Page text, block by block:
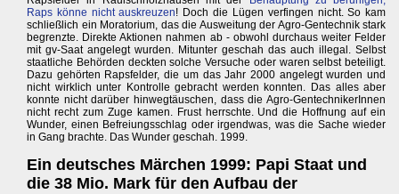
Raps könne nicht auskreuzen! Doch die Lügen verfingen nicht. So kam
schließlich ein Moratorium, das die Ausweitung der Agro-Gentechnik stark
begrenzte. Direkte Aktionen nahmen ab - obwohl durchaus weiter Felder
mit gv-Saat angelegt wurden. Mitunter geschah das auch illegal. Selbst
staatliche Behörden deckten solche Versuche oder waren selbst beteiligt.
Dazu gehörten Rapsfelder, die um das Jahr 2000 angelegt wurden und
nicht wirklich unter Kontrolle gebracht werden konnten. Das alles aber
konnte nicht darüber hinwegtäuschen, dass die Agro-GentechnikerInnen
nicht recht zum Zuge kamen. Frust herrschte. Und die Hoffnung auf ein
Wunder, einen Befreiungsschlag oder irgendwas, was die Sache wieder
in Gang brachte. Das Wunder geschah. 1999.
Ein deutsches Märchen 1999: Papi Staat und
die 38 Mio. Mark für den Aufbau der